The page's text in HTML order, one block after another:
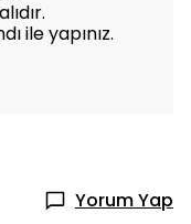
ile yapınız.
Yorum Yap